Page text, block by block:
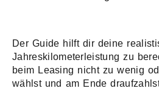
Der Guide hilft dir deine
Jahreskilometerleistung zu
beim Leasing nicht zu wenig
wählst und am Ende